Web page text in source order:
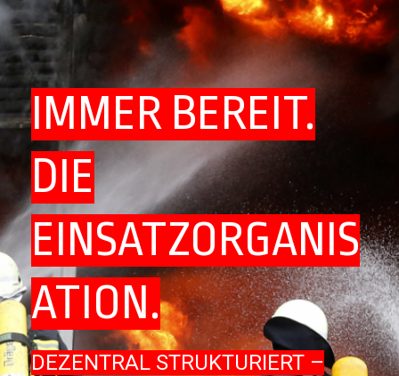
IMMER BEREIT.
DIE
EINSATZORGANIS
ATION.
DEZENTRAL STRUKTURIERT –